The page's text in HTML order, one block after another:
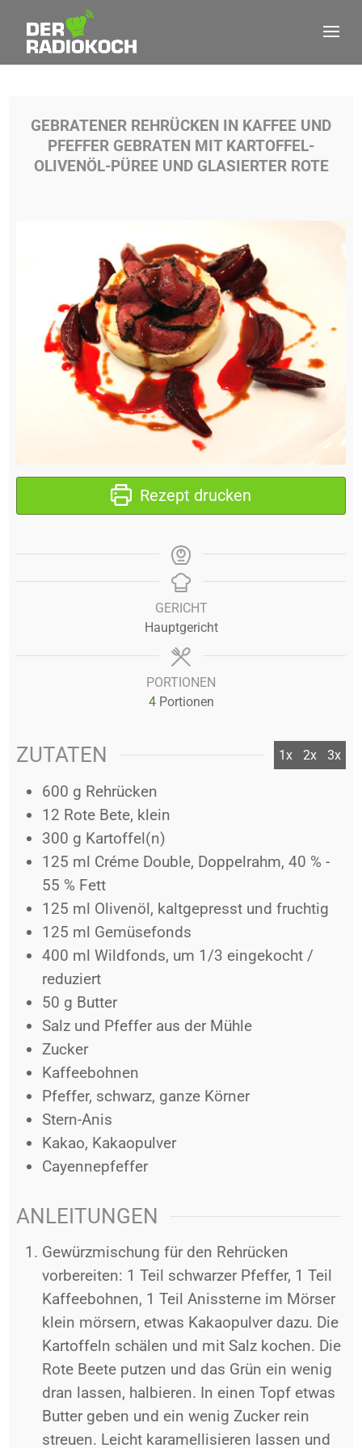
GEBRATENER REHRÜCKEN IN KAFFEE UND
PFEFFER GEBRATEN MIT KARTOFFEL-
OLIVENÖL-PÜREE UND GLASIERTER ROTE
Rezept drucken
GERICHT
Hauptgericht
PORTIONEN
4 Portionen
ZUTATEN 1x 2x 3x
600 g Rehrücken
12 Rote Bete, klein
300 g Kartoffel(n)
125 ml Créme Double, Doppelrahm, 40 % -
55 % Fett
125 ml Olivenöl, kaltgepresst und fruchtig
125 ml Gemüsefonds
400 ml Wildfonds, um 1/3 eingekocht /
reduziert
50 g Butter
Salz und Pfeffer aus der Mühle
Zucker
Kaffeebohnen
Pfeffer, schwarz, ganze Körner
Stern-Anis
Kakao, Kakaopulver
Cayennepfeffer
ANLEITUNGEN
Gewürzmischung für den Rehrücken
vorbereiten: 1 Teil schwarzer Pfeffer, 1 Teil
Kaffeebohnen, 1 Teil Anissterne im Mörser
klein mörsern, etwas Kakaopulver dazu. Die
Kartoffeln schälen und mit Salz kochen. Die
Rote Beete putzen und das Grün ein wenig
dran lassen, halbieren. In einen Topf etwas
Butter geben und ein wenig Zucker rein
streuen. Leicht karamellisieren lassen und